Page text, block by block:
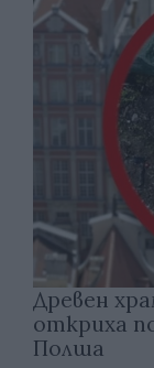
Древен
откриха
Полша